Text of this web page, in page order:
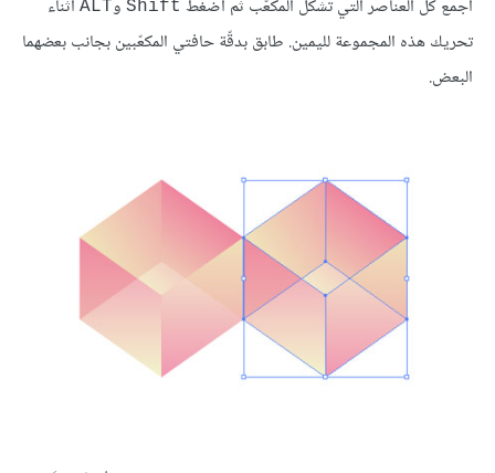
اجمع كل العناصر التي تُشكّل المكعّب ثم اضغط Shift وALT أثناء
تحريك هذه المجموعة لليمين. طابق بدقّة حافتي المكعّبين بجانب بعضهما
البعض.